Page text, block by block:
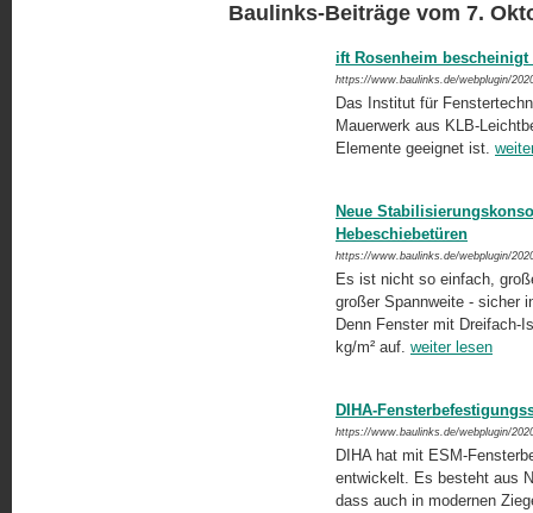
Baulinks-Beiträge vom 7.
ift Rosenheim bescheinigt
https://www.baulinks.de/webplugin/
Das Institut für
Mauerwerk aus KLB-
Elemente geeignet ist.
Neue
Hebeschiebetüren
https://www.baulinks.de/webplugin/
Es ist nicht so einfach,
großer Spannweite - sicher
Denn Fenster mit Dreifach-
kg/m² auf. weiter lesen
DIHA-
https://www.baulinks.de/webplugin/
DIHA hat mit ESM-
entwickelt. Es besteht aus
dass auch in modernen